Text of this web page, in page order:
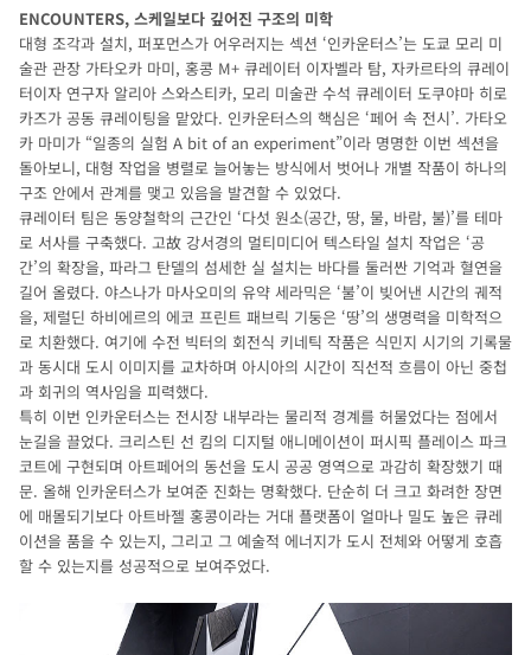
ENCOUNTERS, 스케일보다 깊어진 구조의 미학
대형 조각과 설치, 퍼포먼스가 어우러지는 섹션 ‘인카운터스’는 도쿄 모리 미
술관 관장 가타오카 마미, 홍콩 M+ 큐레이터 이자벨라 탐, 자카르타의 큐레이
터이자 연구자 알리아 스와스티카, 모리 미술관 수석 큐레이터 도쿠야마 히로
카즈가 공동 큐레이팅을 맡았다. 인카운터스의 핵심은 ‘페어 속 전시’. 가타오
카 마미가 “일종의 실험 A bit of an experiment”이라 명명한 이번 섹션을
돌아보니, 대형 작업을 병렬로 늘어놓는 방식에서 벗어나 개별 작품이 하나의
구조 안에서 관계를 맺고 있음을 발견할 수 있었다.
큐레이터 팀은 동양철학의 근간인 ‘다섯 원소(공간, 땅, 물, 바람, 불)’를 테마
로 서사를 구축했다. 고故 강서경의 멀티미디어 텍스타일 설치 작업은 ‘공
간’의 확장을, 파라그 탄델의 섬세한 실 설치는 바다를 둘러싼 기억과 혈연을
길어 올렸다. 야스나가 마사오미의 유약 세라믹은 ‘불’이 빚어낸 시간의 궤적
을, 제럴딘 하비에르의 에코 프린트 패브릭 기둥은 ‘땅’의 생명력을 미학적으
로 치환했다. 여기에 수전 빅터의 회전식 키네틱 작품은 식민지 시기의 기록물
과 동시대 도시 이미지를 교차하며 아시아의 시간이 직선적 흐름이 아닌 중첩
과 회귀의 역사임을 피력했다.
특히 이번 인카운터스는 전시장 내부라는 물리적 경계를 허물었다는 점에서
눈길을 끌었다. 크리스틴 선 킴의 디지털 애니메이션이 퍼시픽 플레이스 파크
코트에 구현되며 아트페어의 동선을 도시 공공 영역으로 과감히 확장했기 때
문. 올해 인카운터스가 보여준 진화는 명확했다. 단순히 더 크고 화려한 장면
에 매몰되기보다 아트바젤 홍콩이라는 거대 플랫폼이 얼마나 밀도 높은 큐레
이션을 품을 수 있는지, 그리고 그 예술적 에너지가 도시 전체와 어떻게 호흡
할 수 있는지를 성공적으로 보여주었다.